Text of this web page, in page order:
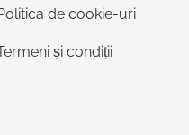
de cookie-uri
și condiții